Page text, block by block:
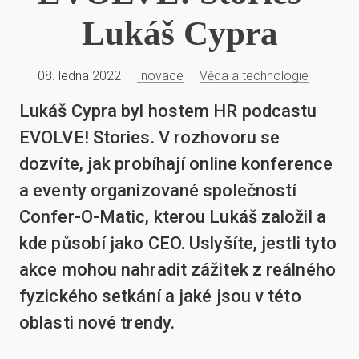
Lukáš Cypra
08. ledna 2022 Inovace Věda a technologie
Lukáš Cypra byl hostem HR podcastu
EVOLVE! Stories. V rozhovoru se
dozvíte, jak probíhají online konference
a eventy organizované společností
Confer-O-Matic, kterou Lukáš založil a
kde působí jako CEO. Uslyšíte, jestli tyto
akce mohou nahradit zážitek z reálného
fyzického setkání a jaké jsou v této
oblasti nové trendy.